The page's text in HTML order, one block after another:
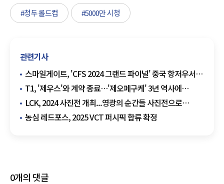
#청두 롤드컵 #5000만 시청
관련기사
스마일게이트, 'CFS 2024 그랜드 파이널' 중국 항저우서
개막
T1, '제우스'와 계약 종료…'제오페구케' 3년 역사에
마침표
LCK, 2024 사진전 개최...영광의 순간들 사진전으로
재조명
농심 레드포스, 2025 VCT 퍼시픽 합류 확정
0개의 댓글